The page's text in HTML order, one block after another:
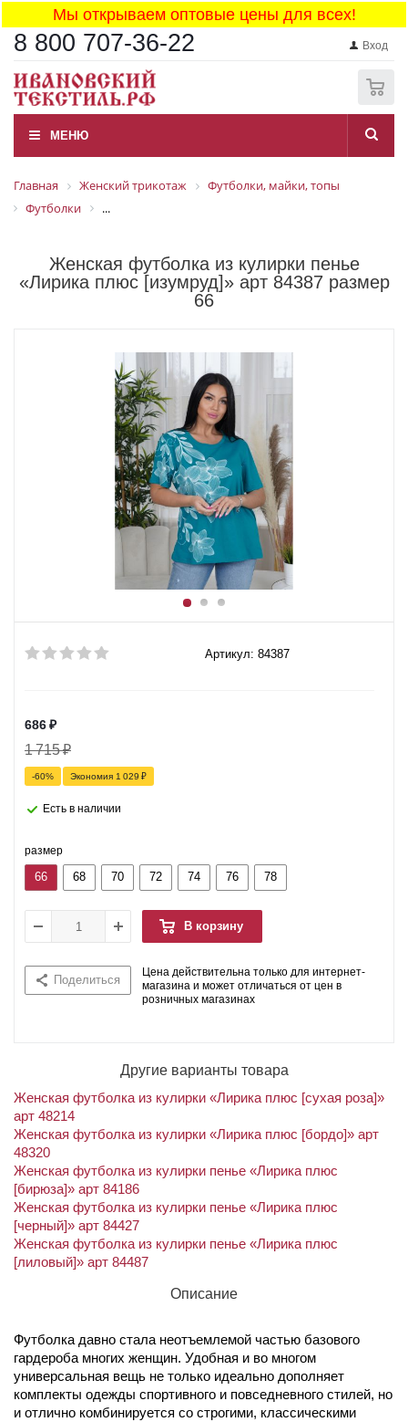
Мы открываем оптовые цены для всех!
8 800 707-36-22 Вход
МЕНЮ
Главная Женский трикотаж
Футболки, майки, топы
Футболки
...
Женская футболка из кулирки пенье
«Лирика плюс [изумруд]» арт 84387 размер
66
Артикул: 84387
686₽
1 715₽
-60% Экономия 1 029 ₽
Есть в наличии
размер
66 68 70 72 74 76 78
В корзину
Поделиться
Цена действительна только для интернет-
магазина и может отличаться от цен в
розничных магазинах
Другие варианты товара
Женская футболка из кулирки «Лирика плюс [сухая роза]»
арт 48214
Женская футболка из кулирки «Лирика плюс [бордо]» арт
48320
Женская футболка из кулирки пенье «Лирика плюс
[бирюза]» арт 84186
Женская футболка из кулирки пенье «Лирика плюс
[черный]» арт 84427
Женская футболка из кулирки пенье «Лирика плюс
[лиловый]» арт 84487
Описание
Футболка давно стала неотъемлемой частью базового
гардероба многих женщин. Удобная и во многом
универсальная вещь не только идеально дополняет
комплекты одежды спортивного и повседневного стилей, но
и отлично комбинируется со строгими, классическими